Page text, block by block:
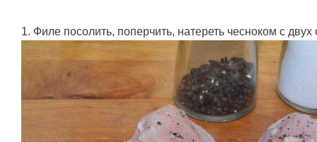
1. Филе посолить, поперчить, натереть чесноком с двух